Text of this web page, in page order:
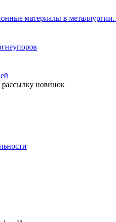
материалы в металлургии.
новинок